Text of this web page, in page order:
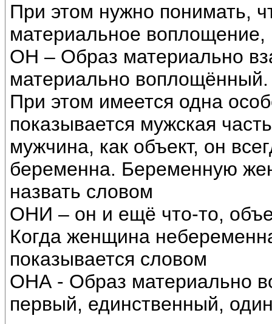
При этом нужно понимать,
материальное воплощение,
ОН – Образ материально
материально воплощённый.
При этом имеется одна
показывается мужская
мужчина, как объект, он
беременна. Беременную
назвать словом
ОНИ – он и ещё что-то,
Когда женщина
показывается словом
ОНА - Образ материально
первый, единственный,